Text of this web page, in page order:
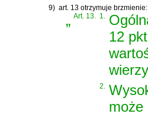
9) art. 13 otrzymuje brzmienie:
„Art. 13. 1.
12
2.
może